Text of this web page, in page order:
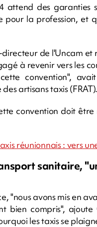
attend des
pour la profession, et
directeur de l'Uncam
à revenir vers les
convention",
artisans taxis (FRAT).
convention doit
réunionnais : vers
sanitaire,
"nous avons mis en
bien compris",
les taxis se